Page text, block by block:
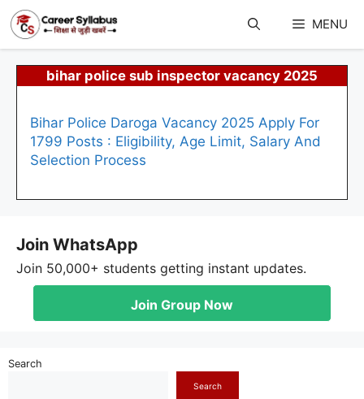
content
MENU
bihar police sub inspector vacancy 2025
Bihar Police Daroga Vacancy 2025 Apply For
1799 Posts : Eligibility, Age Limit, Salary And
Selection Process
Join WhatsApp
Join 50,000+ students getting instant updates.
Join Group Now
Search
Search